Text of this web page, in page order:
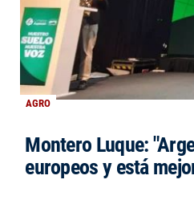
AGRO
Montero Luque:
europeos y está